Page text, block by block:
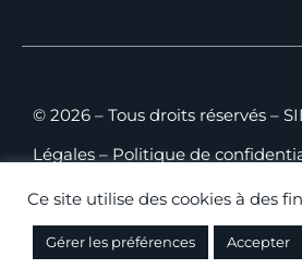
© 2026 – Tous droits réservés –
Légales – Politique de
cookies –Plan du site–CGV B2C
ConceptionSHEBAM!–
Ce site utilise des cookies à des
Gérer les préférences Accepter